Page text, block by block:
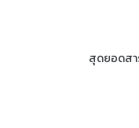
สุดยอดสา